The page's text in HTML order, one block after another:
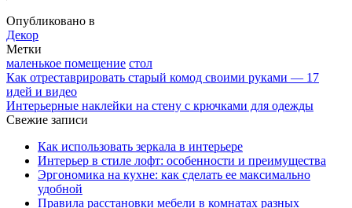
Опубликовано в
Декор
Метки
маленькое помещение стол
Как отреставрировать старый комод своими руками — 17
идей и видео
Интерьерные наклейки на стену с крючками для одежды
Свежие записи
Как использовать зеркала в интерьере
Интерьер в стиле лофт: особенности и преимущества
Эргономика на кухне: как сделать ее максимально
удобной
Правила расстановки мебели в комнатах разных